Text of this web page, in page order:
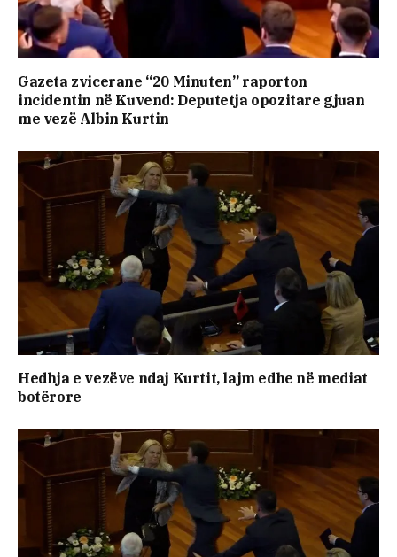
Gazeta zvicerane “20 Minuten” raporton
incidentin në Kuvend: Deputetja opozitare gjuan
me vezë Albin Kurtin
Hedhja e vezëve ndaj Kurtit, lajm edhe në mediat
botërore